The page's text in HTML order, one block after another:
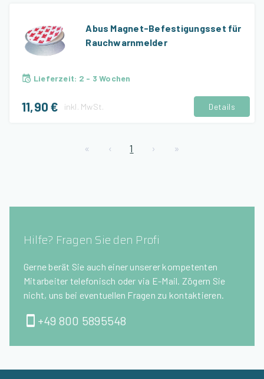
Abus Magnet-Befestigungsset für
Rauchwarnmelder
Lieferzeit: 2 - 3 Wochen
11,90 € inkl. MwSt. Details
« ‹ 1 › »
Hilfe? Fragen Sie den Profi
Gerne berät Sie auch einer unserer kompetenten
Mitarbeiter telefonisch oder via E-Mail. Zögern Sie
nicht, uns bei eventuellen Fragen zu kontaktieren.
+49 800 5895548